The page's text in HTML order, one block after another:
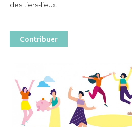
des tiers-lieux.
Contribuer